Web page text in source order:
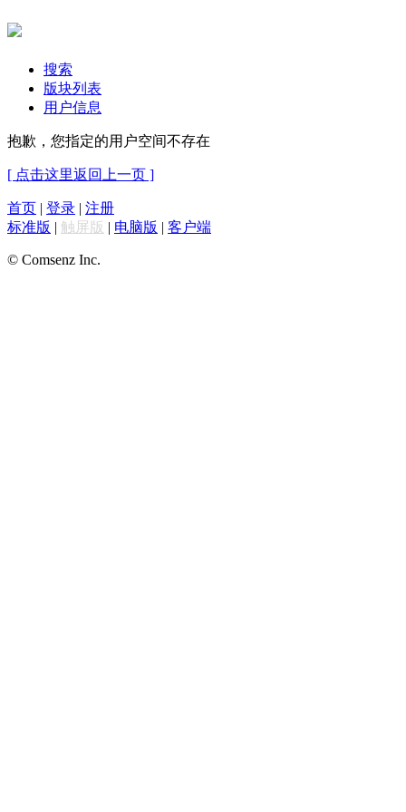
搜索
版块列表
用户信息
抱歉，您指定的用户空间不存在
[ 点击这里返回上一页 ]
首页 | 登录 | 注册
标准版 | 触屏版 | 电脑版 | 客户端
© Comsenz Inc.